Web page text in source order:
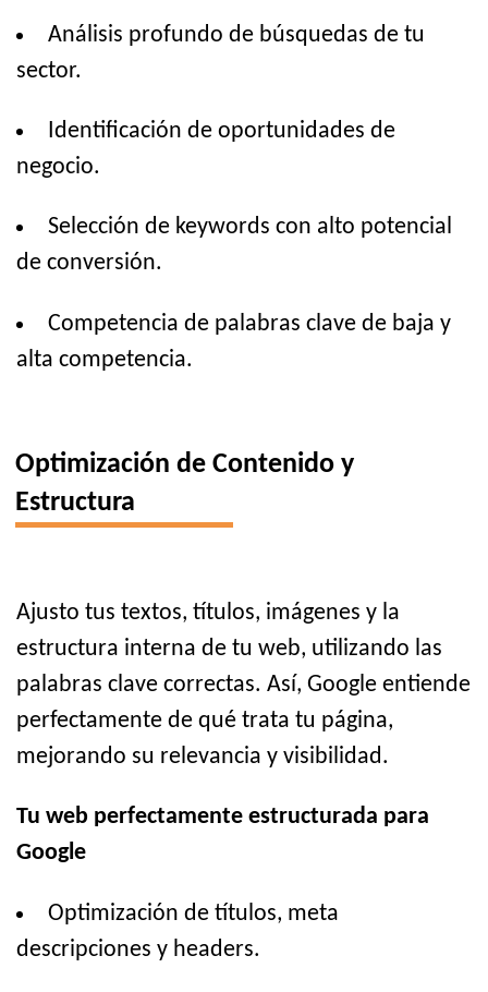
Análisis profundo de búsquedas de tu
sector.
Identificación de oportunidades de
negocio.
Selección de keywords con alto potencial
de conversión.
Competencia de palabras clave de baja y
alta competencia.
Optimización de Contenido y
Estructura
Ajusto tus textos, títulos, imágenes y la
estructura interna de tu web, utilizando las
palabras clave correctas. Así, Google entiende
perfectamente de qué trata tu página,
mejorando su relevancia y visibilidad.
Tu web perfectamente estructurada para
Google
Optimización de títulos, meta
descripciones y headers.